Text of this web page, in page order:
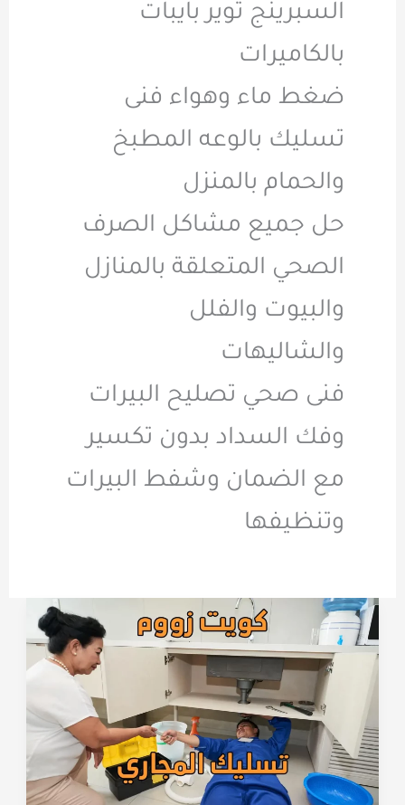
السبرينج توير بايبات
بالكاميرات
ضغط ماء وهواء فنى
تسليك بالوعه المطبخ
والحمام بالمنزل
حل جميع مشاكل الصرف
الصحي المتعلقة بالمنازل
والبيوت والفلل
والشاليهات
فنى صحي تصليح البيرات
وفك السداد بدون تكسير
مع الضمان وشفط البيرات
وتنظيفها